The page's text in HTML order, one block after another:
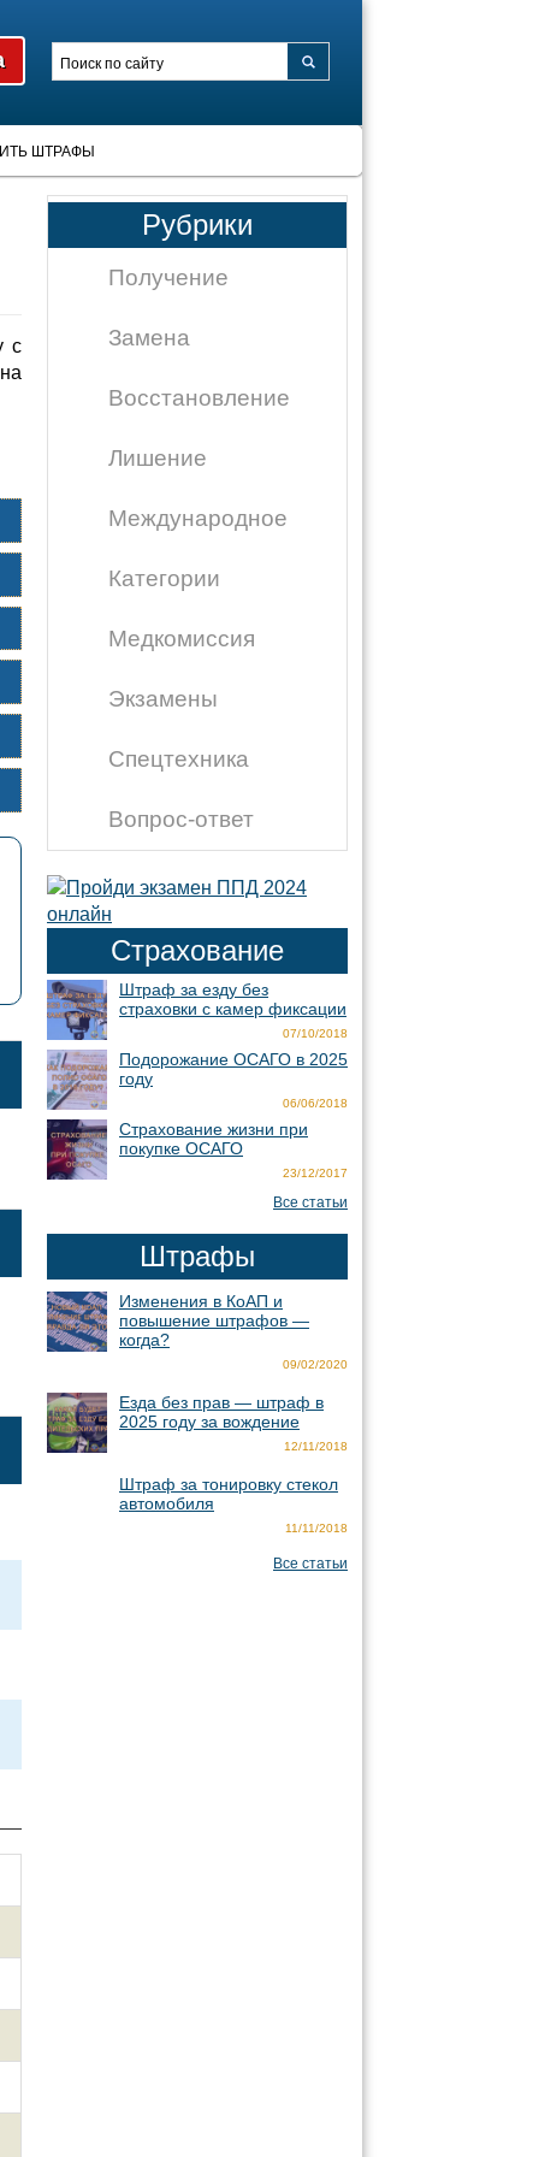
ШТРАФЫ
с
Рубрики
Получение
Замена
Восстановление
Лишение
Международное
Категории
Медкомиссия
Экзамены
Спецтехника
Вопрос-ответ
Страхование
Штраф за езду без
страховки с камер фиксации
07/10/2018
Подорожание ОСАГО в 2025
году
06/06/2018
Страхование жизни при
покупке ОСАГО
23/12/2017
Все статьи
Штрафы
Изменения в КоАП и
повышение штрафов —
когда?
09/02/2020
Езда без прав — штраф в
2025 году за вождение
12/11/2018
Штраф за тонировку стекол
автомобиля
11/11/2018
Все статьи